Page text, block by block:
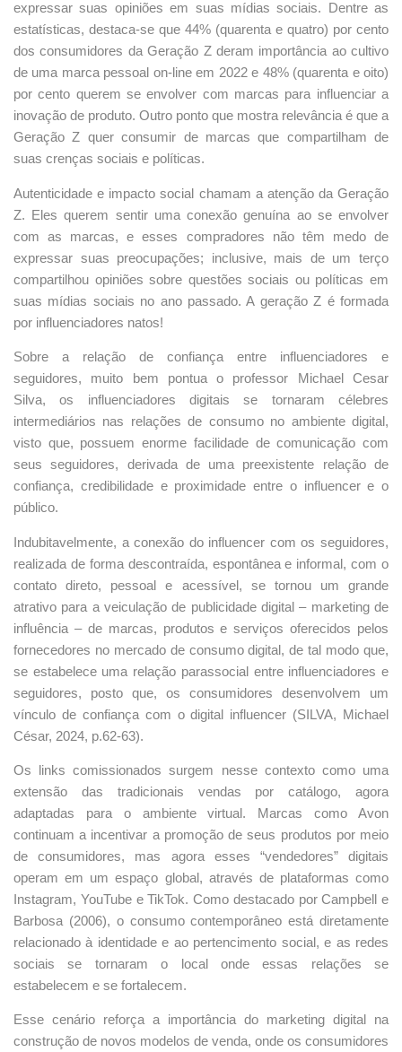
expressar suas opiniões em suas mídias sociais. Dentre as
estatísticas, destaca-se que 44% (quarenta e quatro) por cento
dos consumidores da Geração Z deram importância ao cultivo
de uma marca pessoal on-line em 2022 e 48% (quarenta e oito)
por cento querem se envolver com marcas para influenciar a
inovação de produto. Outro ponto que mostra relevância é que a
Geração Z quer consumir de marcas que compartilham de
suas crenças sociais e políticas.
Autenticidade e impacto social chamam a atenção da Geração
Z. Eles querem sentir uma conexão genuína ao se envolver
com as marcas, e esses compradores não têm medo de
expressar suas preocupações; inclusive, mais de um terço
compartilhou opiniões sobre questões sociais ou políticas em
suas mídias sociais no ano passado. A geração Z é formada
por influenciadores natos!
Sobre a relação de confiança entre influenciadores e
seguidores, muito bem pontua o professor Michael Cesar
Silva, os influenciadores digitais se tornaram célebres
intermediários nas relações de consumo no ambiente digital,
visto que, possuem enorme facilidade de comunicação com
seus seguidores, derivada de uma preexistente relação de
confiança, credibilidade e proximidade entre o influencer e o
público.
Indubitavelmente, a conexão do influencer com os seguidores,
realizada de forma descontraída, espontânea e informal, com o
contato direto, pessoal e acessível, se tornou um grande
atrativo para a veiculação de publicidade digital – marketing de
influência – de marcas, produtos e serviços oferecidos pelos
fornecedores no mercado de consumo digital, de tal modo que,
se estabelece uma relação parassocial entre influenciadores e
seguidores, posto que, os consumidores desenvolvem um
vínculo de confiança com o digital influencer (SILVA, Michael
César, 2024, p.62-63).
Os links comissionados surgem nesse contexto como uma
extensão das tradicionais vendas por catálogo, agora
adaptadas para o ambiente virtual. Marcas como Avon
continuam a incentivar a promoção de seus produtos por meio
de consumidores, mas agora esses “vendedores” digitais
operam em um espaço global, através de plataformas como
Instagram, YouTube e TikTok. Como destacado por Campbell e
Barbosa (2006), o consumo contemporâneo está diretamente
relacionado à identidade e ao pertencimento social, e as redes
sociais se tornaram o local onde essas relações se
estabelecem e se fortalecem.
Esse cenário reforça a importância do marketing digital na
construção de novos modelos de venda, onde os consumidores